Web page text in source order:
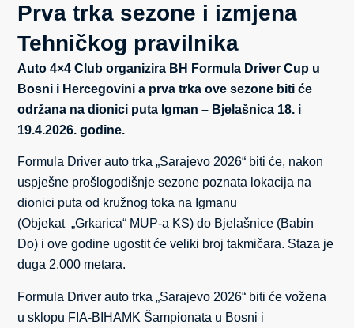
Prva trka sezone i izmjena
Tehničkog pravilnika
Auto 4×4 Club organizira BH Formula Driver Cup u
Bosni i Hercegovini a prva trka ove sezone biti će
održana na dionici puta Igman – Bjelašnica 18. i
19.4.2026. godine.
Formula Driver auto trka „Sarajevo 2026“ biti će, nakon
uspješne prošlogodišnje sezone poznata lokacija na
dionici puta od kružnog toka na Igmanu
(Objekat „Grkarica“ MUP-a KS) do Bjelašnice (Babin
Do) i ove godine ugostit će veliki broj takmičara. Staza je
duga 2.000 metara.
Formula Driver auto trka „Sarajevo 2026“ biti će vožena
u sklopu FIA-BIHAMK Šampionata u Bosni i